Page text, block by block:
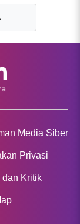
Media Siber
Privasi
dan Kritik